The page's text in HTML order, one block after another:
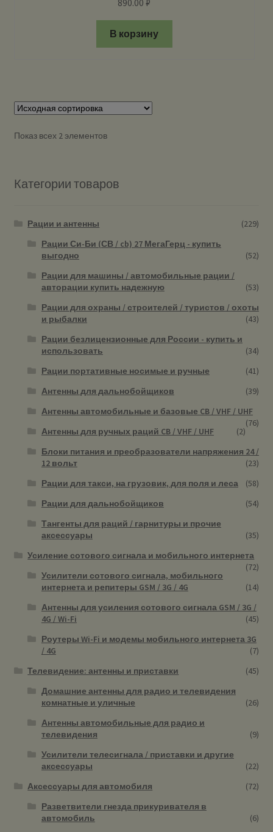
890.00₽
В корзину
Показ всех 2 элементов
Категории товаров
Рации и антенны
(229)
Рации Си-Би (СВ / cb) 27 МегаГерц - купить
выгодно
(52)
Рации для машины / автомобильные рации /
авторации купить надежную
(53)
Рации для охраны / строителей / туристов / охоты
и рыбалки
(43)
Рации безлицензионные для России - купить и
использовать
(34)
Рации портативные носимые и ручные
(41)
Антенны для дальнобойщиков
(39)
Антенны автомобильные и базовые CB / VHF / UHF
(76)
Антенны для ручных раций CB / VHF / UHF
(2)
Блоки питания и преобразователи напряжения 24 /
12 вольт
(23)
Рации для такси, на грузовик, для поля и леса
(58)
Рации для дальнобойщиков
(54)
Тангенты для раций / гарнитуры и прочие
аксессуары
(35)
Усиление сотового сигнала и мобильного интернета
(72)
Усилители сотового сигнала, мобильного
интернета и репитеры GSM / 3G / 4G
(14)
Антенны для усиления сотового сигнала GSM / 3G /
4G / Wi-Fi
(45)
Роутеры Wi-Fi и модемы мобильного интернета 3G
/ 4G
(7)
Телевидение: антенны и приставки
(45)
Домашние антенны для радио и телевидения
комнатные и уличные
(26)
Антенны автомобильные для радио и
телевидения
(9)
Усилители телесигнала / приставки и другие
аксессуары
(22)
Аксессуары для автомобиля
(72)
Разветвители гнезда прикуривателя в
автомобиль
(6)